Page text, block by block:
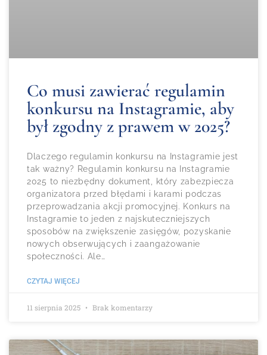
Co musi zawierać regulamin
konkursu na Instagramie, aby
był zgodny z prawem w 2025?
Dlaczego regulamin konkursu na Instagramie jest
tak ważny? Regulamin konkursu na Instagramie
2025 to niezbędny dokument, który zabezpiecza
organizatora przed błędami i karami podczas
przeprowadzania akcji promocyjnej. Konkurs na
Instagramie to jeden z najskuteczniejszych
sposobów na zwiększenie zasięgów, pozyskanie
nowych obserwujących i zaangażowanie
społeczności. Ale…
CZYTAJ WIĘCEJ
11 sierpnia 2025 Brak komentarzy